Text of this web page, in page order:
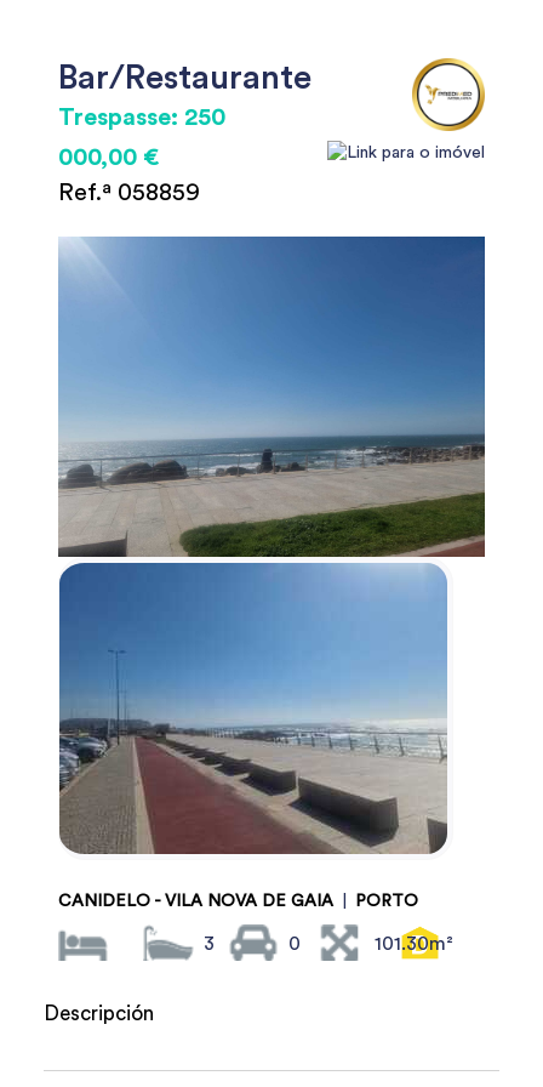
Bar/Restaurante
Trespasse: 250
000,00 €
Ref.ª 058859
CANIDELO - VILA NOVA DE GAIA PORTO
3 0 101.30m²
Descripción